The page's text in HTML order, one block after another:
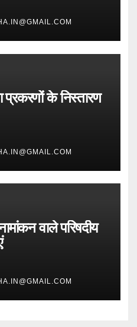
प्रकरणों के निस्तारण
वाले परिषदीय